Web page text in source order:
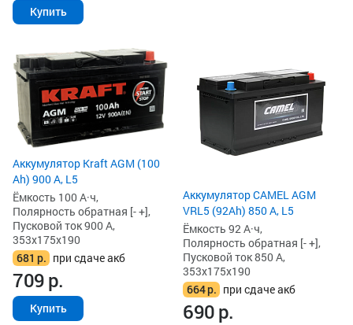
Купить
Аккумулятор Kraft AGM (100
Ah) 900 А, L5
Ёмкость 100 А·ч,
Полярность обратная [- +],
Пусковой ток 900 А,
353x175x190
681 р. при сдаче акб
709р.
Купить
Аккумулятор CAMEL AGM
VRL5 (92Ah) 850 А, L5
Ёмкость 92 А·ч,
Полярность обратная [- +],
Пусковой ток 850 А,
353x175x190
664р. при сдаче акб
690р.